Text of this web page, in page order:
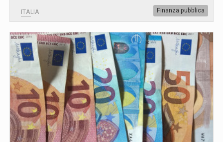
ITALIA Finanza pubblica